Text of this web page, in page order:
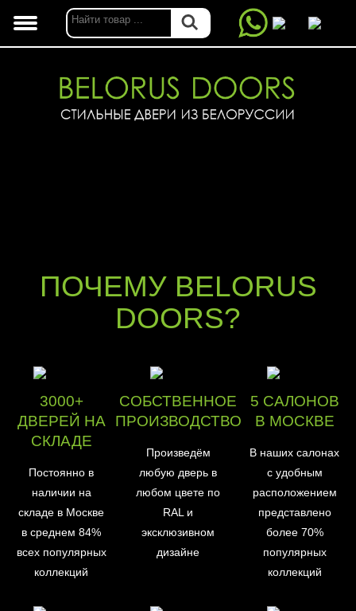
ПОЧЕМУ BELORUS
DOORS?
3000+
ДВЕРЕЙ НА
СКЛАДЕ
Постоянно в
наличии на
складе в Москве
в среднем 84%
всех популярных
коллекций
СОБСТВЕННОЕ
ПРОИЗВОДСТВО
Произведём
любую дверь в
любом цвете по
RAL и
эксклюзивном
дизайне
5 САЛОНОВ
В МОСКВЕ
В наших салонах
с удобным
расположением
представлено
более 70%
популярных
коллекций